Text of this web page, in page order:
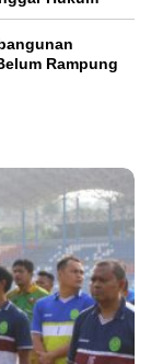
Rampung